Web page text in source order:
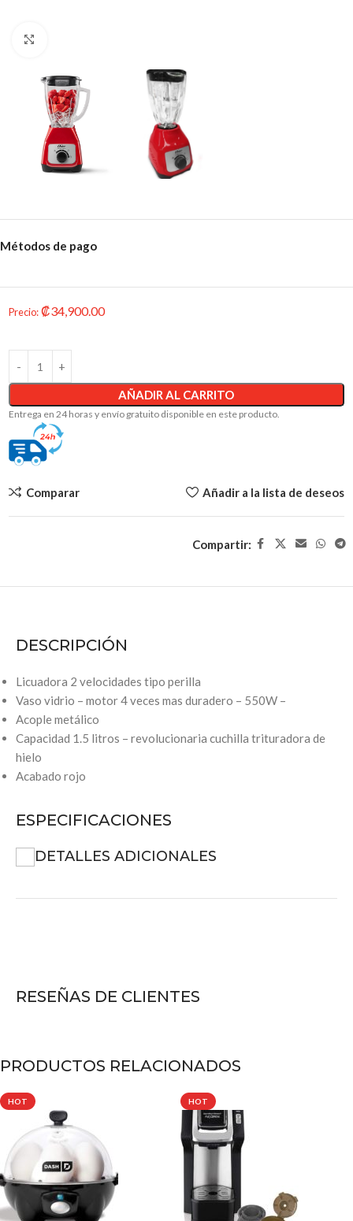
Métodos de pago
Precio:₡34,900.00
AÑADIR AL CARRITO
Entrega en 24 horas y envío gratuito disponible en este producto.
Comparar Añadir a la lista de deseos
Compartir:
DESCRIPCIÓN
Licuadora 2 velocidades tipo perilla
Vaso vidrio – motor 4 veces mas duradero – 550W –
Acople metálico
Capacidad 1.5 litros – revolucionaria cuchilla trituradora de
hielo
Acabado rojo
ESPECIFICACIONES
DETALLES ADICIONALES
RESEÑAS DE CLIENTES
PRODUCTOS RELACIONADOS
HOT HOT